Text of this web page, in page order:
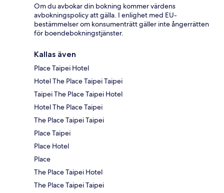
Om du avbokar din bokning kommer värdens
avbokningspolicy att gälla. I enlighet med EU-
bestämmelser om konsumenträtt gäller inte ångerrätten
för boendebokningstjänster.
Kallas även
Place Taipei Hotel
Hotel The Place Taipei Taipei
Taipei The Place Taipei Hotel
Hotel The Place Taipei
The Place Taipei Taipei
Place Taipei
Place Hotel
Place
The Place Taipei Hotel
The Place Taipei Taipei